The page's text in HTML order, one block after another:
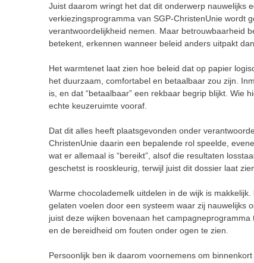
Juist daarom wringt het dat dit onderwerp nauwelijks
verkiezingsprogramma van SGP-ChristenUnie wordt
verantwoordelijkheid nemen. Maar betrouwbaarheid
betekent, erkennen wanneer beleid anders uitpakt
Het warmtenet laat zien hoe beleid dat op papier
het duurzaam, comfortabel en betaalbaar zou zijn.
is, en dat “betaalbaar” een rekbaar begrip blijkt. Wie
echte keuzeruimte vooraf.
Dat dit alles heeft plaatsgevonden onder
ChristenUnie daarin een bepalende rol speelde,
wat er allemaal is “bereikt”, alsof die resultaten
geschetst is rooskleurig, terwijl juist dit dossier laat
Warme chocolademelk uitdelen in de wijk is
gelaten voelen door een systeem waar zij nauwelijks
juist deze wijken bovenaan het
en de bereidheid om fouten onder ogen te zien.
Persoonlijk ben ik daarom voornemens om